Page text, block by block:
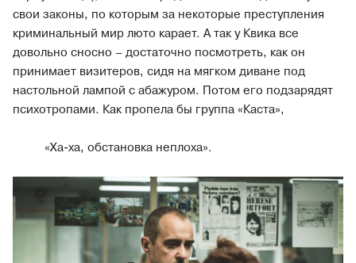
свои законы, по которым за некоторые преступления
криминальный мир люто карает. А так у Квика все
довольно сносно – достаточно посмотреть, как он
принимает визитеров, сидя на мягком диване под
настольной лампой с абажуром. Потом его подзарядят
психотропами. Как пропела бы группа «Каста»,
«Ха-ха, обстановка неплоха».